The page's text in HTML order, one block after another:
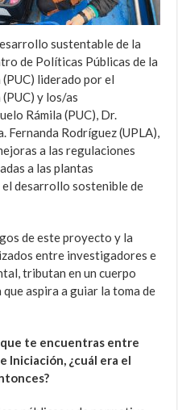
sustentable de la
de Políticas Públicas de la
liderado por el
y los/as
Rámila (PUC), Dr.
Fernanda Rodríguez (UPLA),
a las regulaciones
a las plantas
desarrollo sostenible de
de este proyecto y la
entre investigadores e
tributan en un cuerpo
aspira a guiar la toma de
te encuentras entre
Iniciación, ¿cuál era el